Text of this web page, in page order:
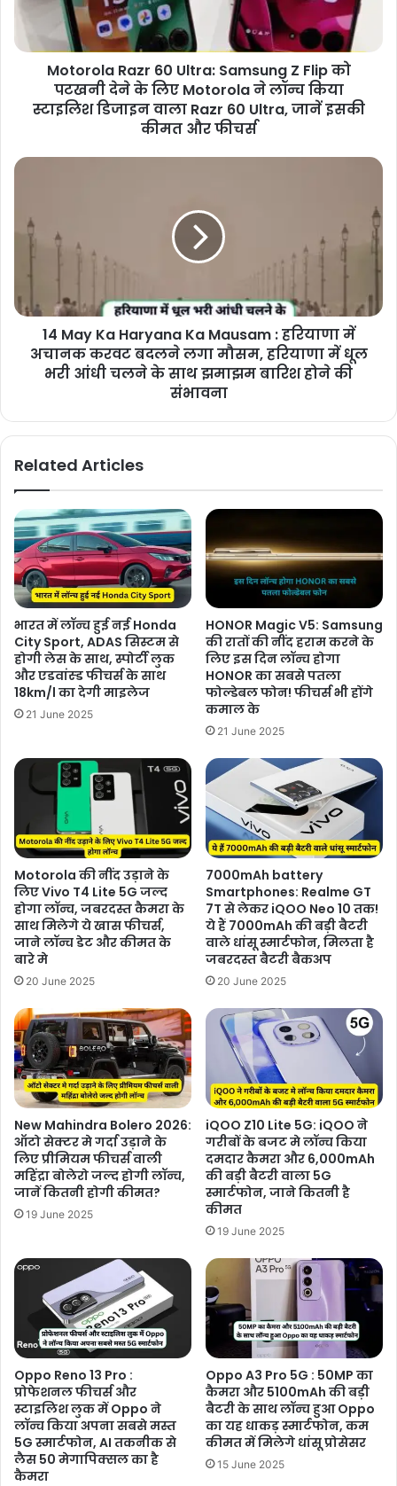
Motorola Razr 60 Ultra: Samsung Z Flip को
पटखनी देने के लिए Motorola ने लॉन्च किया
स्टाइलिश डिजाइन वाला Razr 60 Ultra, जानें इसकी
कीमत और फीचर्स
14 May Ka Haryana Ka Mausam : हरियाणा में
अचानक करवट बदलने लगा मौसम, हरियाणा में धूल
भरी आंधी चलने के साथ झमाझम बारिश होने की
संभावना
Related Articles
भारत में लॉन्च हुई नई Honda
City Sport, ADAS सिस्टम से
होगी लेस के साथ, स्पोर्टी लुक
और एडवांस्ड फीचर्स के साथ
18km/l का देगी माइलेज
21 June 2025
HONOR Magic V5: Samsung
की रातों की नींद हराम करने के
लिए इस दिन लॉन्च होगा
HONOR का सबसे पतला
फोल्डेबल फोन! फीचर्स भी होंगे
कमाल के
21 June 2025
Motorola की नींद उड़ाने के
लिए Vivo T4 Lite 5G जल्द
होगा लॉन्च, जबरदस्त कैमरा के
साथ मिलेगे ये खास फीचर्स,
जाने लॉन्च डेट और कीमत के
बारे मे
20 June 2025
7000mAh battery
Smartphones: Realme GT
7T से लेकर iQOO Neo 10 तक!
ये हैं 7000mAh की बड़ी बैटरी
वाले धांसू स्मार्टफोन, मिलता है
जबरदस्त बैटरी बैकअप
20 June 2025
New Mahindra Bolero 2026:
ऑटो सेक्टर मे गर्दा उड़ाने के
लिए प्रीमियम फीचर्स वाली
महिंद्रा बोलेरो जल्द होगी लॉन्च,
जानें कितनी होगी कीमत?
19 June 2025
iQOO Z10 Lite 5G: iQOO ने
गरीबों के बजट मे लॉन्च किया
दमदार कैमरा और 6,000mAh
की बड़ी बैटरी वाला 5G
स्मार्टफोन, जाने कितनी है
कीमत
19 June 2025
Oppo Reno 13 Pro :
प्रोफेशनल फीचर्स और
स्टाइलिश लुक में Oppo ने
लॉन्च किया अपना सबसे मस्त
5G स्मार्टफोन, AI तकनीक से
लैस 50 मेगापिक्सल का है
कैमरा
Oppo A3 Pro 5G : 50MP का
कैमरा और 5100mAh की बड़ी
बैटरी के साथ लॉन्च हुआ Oppo
का यह धाकड़ स्मार्टफोन, कम
कीमत में मिलेगे धांसू प्रोसेसर
15 June 2025